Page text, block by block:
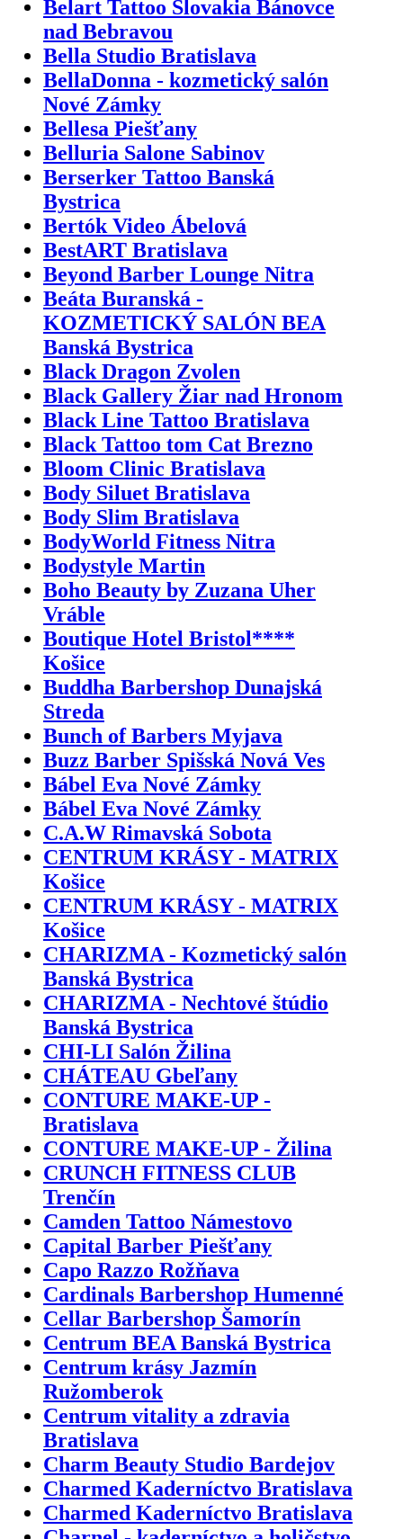
Belart Tattoo Slovakia Bánovce
nad Bebravou
Bella Studio Bratislava
BellaDonna - kozmetický salón
Nové Zámky
Bellesa Piešťany
Belluria Salone Sabinov
Berserker Tattoo Banská
Bystrica
Bertók Video Ábelová
BestART Bratislava
Beyond Barber Lounge Nitra
Beáta Buranská -
KOZMETICKÝ SALÓN BEA
Banská Bystrica
Black Dragon Zvolen
Black Gallery Žiar nad Hronom
Black Line Tattoo Bratislava
Black Tattoo tom Cat Brezno
Bloom Clinic Bratislava
Body Siluet Bratislava
Body Slim Bratislava
BodyWorld Fitness Nitra
Bodystyle Martin
Boho Beauty by Zuzana Uher
Vráble
Boutique Hotel Bristol****
Košice
Buddha Barbershop Dunajská
Streda
Bunch of Barbers Myjava
Buzz Barber Spišská Nová Ves
Bábel Eva Nové Zámky
Bábel Eva Nové Zámky
C.A.W Rimavská Sobota
CENTRUM KRÁSY - MATRIX
Košice
CENTRUM KRÁSY - MATRIX
Košice
CHARIZMA - Kozmetický salón
Banská Bystrica
CHARIZMA - Nechtové štúdio
Banská Bystrica
CHI-LI Salón Žilina
CHÁTEAU Gbeľany
CONTURE MAKE-UP -
Bratislava
CONTURE MAKE-UP - Žilina
CRUNCH FITNESS CLUB
Trenčín
Camden Tattoo Námestovo
Capital Barber Piešťany
Capo Razzo Rožňava
Cardinals Barbershop Humenné
Cellar Barbershop Šamorín
Centrum BEA Banská Bystrica
Centrum krásy Jazmín
Ružomberok
Centrum vitality a zdravia
Bratislava
Charm Beauty Studio Bardejov
Charmed Kaderníctvo Bratislava
Charmed Kaderníctvo Bratislava